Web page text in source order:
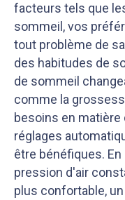
facteurs tels que
sommeil, vos
tout problème de
des habitudes de
de sommeil
comme la
besoins en
réglages
être bénéfiques.
pression d'air
plus confortable,